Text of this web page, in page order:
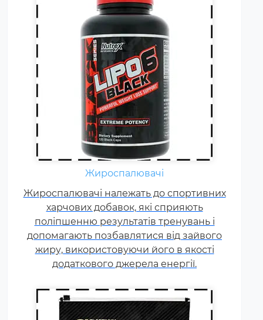
Жироспалювачі
Жироспалювачі належать до спортивних
харчових добавок, які сприяють
поліпшенню результатів тренувань і
допомагають позбавлятися від зайвого
жиру, використовуючи його в якості
додаткового джерела енергії.
Гейнер (від англ. Gain - приріст,
добавка) - харчова добавка при
спортивному харчуванні.
Містить, головним чином,
від чого залежить ціна товару) і
білок (як правило концентрат
сироваткового білка, але
зустрічаються і
мультикомпонентні за складом
білка гейнери).